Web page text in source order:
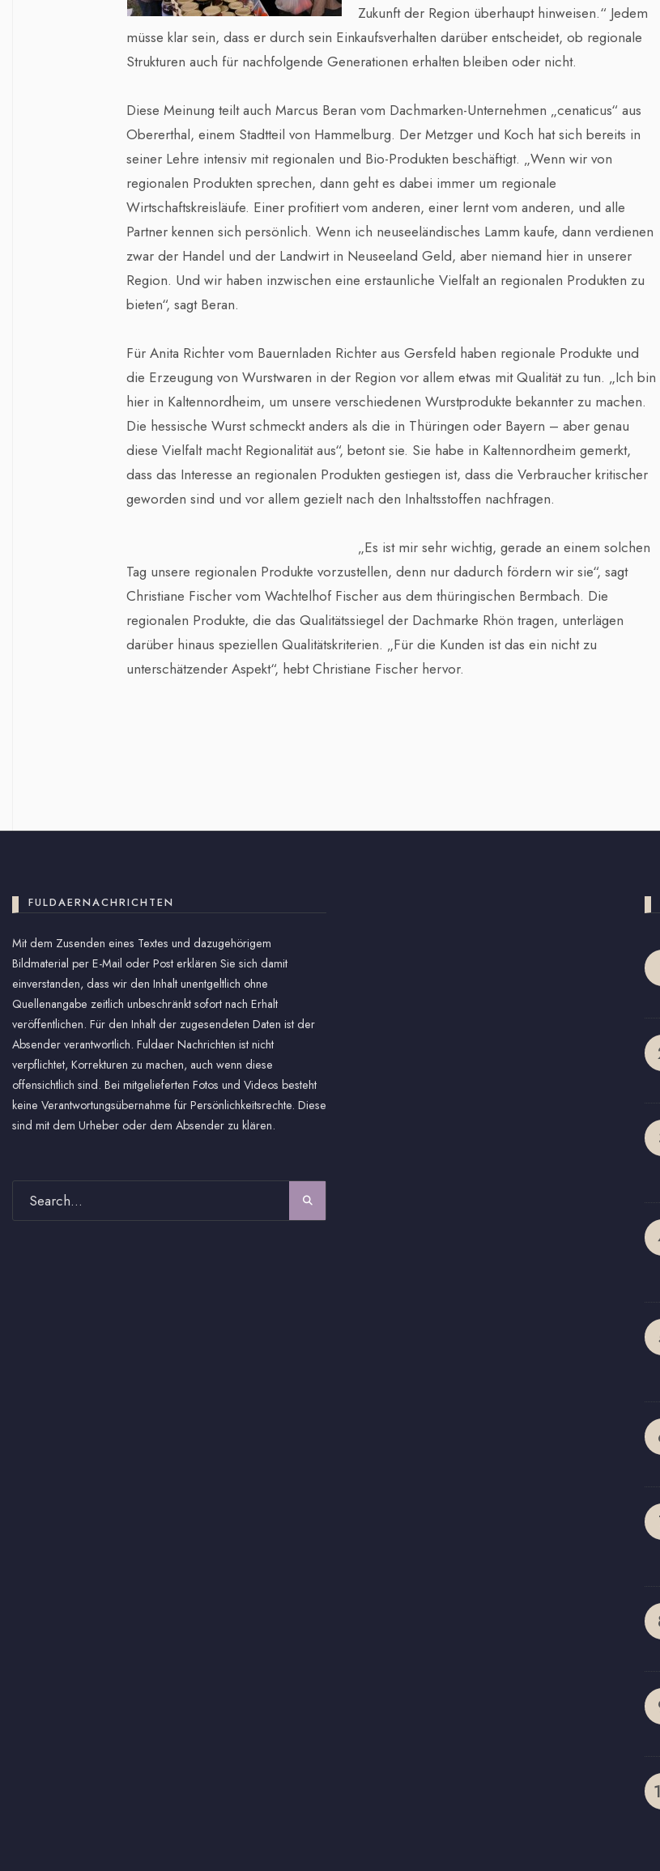
Zukunft der Region überhaupt hinweisen.“ Jedem
müsse klar sein, dass er durch sein Einkaufsverhalten darüber entscheidet, ob regionale
Strukturen auch für nachfolgende Generationen erhalten bleiben oder nicht.
Diese Meinung teilt auch Marcus Beran vom Dachmarken-Unternehmen „cenaticus“ aus
Obererthal, einem Stadtteil von Hammelburg. Der Metzger und Koch hat sich bereits in
seiner Lehre intensiv mit regionalen und Bio-Produkten beschäftigt. „Wenn wir von
regionalen Produkten sprechen, dann geht es dabei immer um regionale
Wirtschaftskreisläufe. Einer profitiert vom anderen, einer lernt vom anderen, und alle
Partner kennen sich persönlich. Wenn ich neuseeländisches Lamm kaufe, dann verdienen
zwar der Handel und der Landwirt in Neuseeland Geld, aber niemand hier in unserer
Region. Und wir haben inzwischen eine erstaunliche Vielfalt an regionalen Produkten zu
bieten“, sagt Beran.
Für Anita Richter vom Bauernladen Richter aus Gersfeld haben regionale Produkte und
die Erzeugung von Wurstwaren in der Region vor allem etwas mit Qualität zu tun. „Ich bin
hier in Kaltennordheim, um unsere verschiedenen Wurstprodukte bekannter zu machen.
Die hessische Wurst schmeckt anders als die in Thüringen oder Bayern – aber genau
diese Vielfalt macht Regionalität aus“, betont sie. Sie habe in Kaltennordheim gemerkt,
dass das Interesse an regionalen Produkten gestiegen ist, dass die Verbraucher kritischer
geworden sind und vor allem gezielt nach den Inhaltsstoffen nachfragen.
„Es ist mir sehr wichtig, gerade an einem solchen
Tag unsere regionalen Produkte vorzustellen, denn nur dadurch fördern wir sie“, sagt
Christiane Fischer vom Wachtelhof Fischer aus dem thüringischen Bermbach. Die
regionalen Produkte, die das Qualitätssiegel der Dachmarke Rhön tragen, unterlägen
darüber hinaus speziellen Qualitätskriterien. „Für die Kunden ist das ein nicht zu
unterschätzender Aspekt“, hebt Christiane Fischer hervor.
FULDAERNACHRICHTEN
Mit dem Zusenden eines Textes und dazugehörigem
Bildmaterial per E-Mail oder Post erklären Sie sich damit
einverstanden, dass wir den Inhalt unentgeltlich ohne
Quellenangabe zeitlich unbeschränkt sofort nach Erhalt
veröffentlichen. Für den Inhalt der zugesendeten Daten ist der
Absender verantwortlich. Fuldaer Nachrichten ist nicht
verpflichtet, Korrekturen zu machen, auch wenn diese
offensichtlich sind. Bei mitgelieferten Fotos und Videos besteht
keine Verantwortungsübernahme für Persönlichkeitsrechte. Diese
sind mit dem Urheber oder dem Absender zu klären.